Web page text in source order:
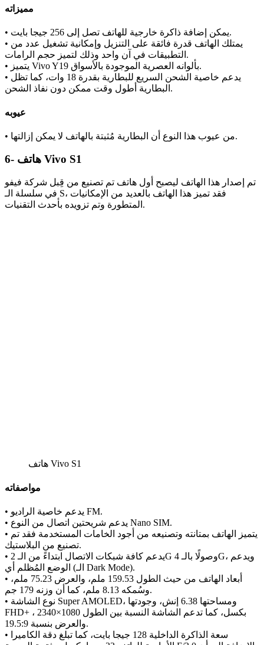
مميزاته
• يمكن إضافة ذاكرة خارجية للهاتف تصل إلى 256 جيجا بايت.
• يمتلك الهاتف قدرة فائقة على التنزيل وإمكانية تشغيل عدد من
التطبيقات في آن واحد وذلك لتميز حجم الرامات.
• يتميز Vivo Y19 بألوانه العصرية الموجودة بالأسواق.
• يدعم خاصية الشحن السريع للبطارية بقدرة 18 وات، كما تظل
البطارية أطول وقت ممكن دون نفاذ الشحن.
عيوبه
• من عيوب هذا النوع أن البطارية مُثبتة بالهاتف لا يمكن إزالتها.
6- هاتف Vivo S1
تم إصدار هذا الهاتف ليصبح أول هاتف تم تصنيع من قِبل شركة فيفو
في سلسلة الـ S، فقد تميز هذا الهاتف بالعديد من الإمكانيات
المتطورة وتم تزويده بأحدث التقنيات.
هاتف Vivo S1
مواصفاته
• يدعم خاصية الراديو FM.
• يدعم شريحتين اتصال من النوع Nano SIM.
• يتميز الهاتف بمتانته وتصنيعه من أجود الخامات المستخدمة فقد تم
تصنيع من البلاستيك.
• يدعم كافة شبكات الاتصال ابتداءً من الـ 2G وصولًا بالـ 4G، ويدعم
الوضع المُظلم أي (الـ Dark Mode).
• أبعاد الهاتف من حيث الطول 159.53 ملم، والعرض 75.23 ملم،
وسُمكه 8.13 ملم، كما أن وزنه 179 جم.
• نوع الشاشة Super AMOLED، ومساحتها 6.38 إنش، وجودتها
FHD+ ، 2340×1080 بكسل، كما تدعم الشاشة النسبة بين الطول
والعرض بنسبة 19.5:9.
• سعة الذاكرة الداخلية 128 جيجا بايت، كما تبلغ دقة الكاميرا